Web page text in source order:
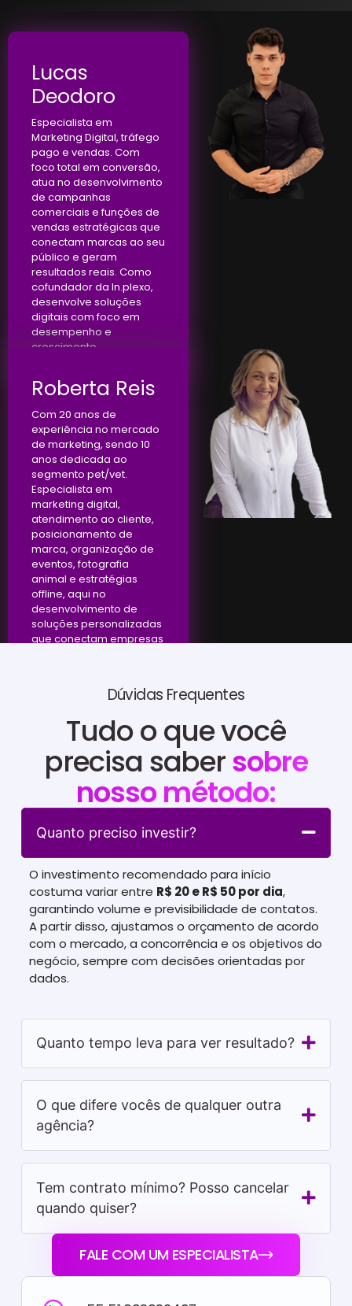
Lucas
Deodoro
Especialista em
Marketing Digital, tráfego
pago e vendas. Com
foco total em conversão,
atua no desenvolvimento
de campanhas
comerciais e funções de
vendas estratégicas que
conectam marcas ao seu
público e geram
resultados reais. Como
cofundador da In.plexo,
desenvolve soluções
digitais com foco em
desempenho e
crescimento.
Roberta Reis
Com 20 anos de
experiência no mercado
de marketing, sendo 10
anos dedicada ao
segmento pet/vet.
Especialista em
marketing digital,
atendimento ao cliente,
posicionamento de
marca, organização de
eventos, fotografia
animal e estratégias
offline, aqui no
desenvolvimento de
soluções personalizadas
que conectam empresas
Dúvidas Frequentes
Tudo o que você
precisa sabersobre
nosso método:
Quanto preciso investir?
O investimento recomendado para início
costuma variar entre R$ 20 e R$ 50 por dia,
garantindo volume e previsibilidade de contatos.
A partir disso, ajustamos o orçamento de acordo
com o mercado, a concorrência e os objetivos do
negócio, sempre com decisões orientadas por
dados.
Quanto tempo leva para ver resultado?
O que difere vocês de qualquer outra
agência?
Tem contrato mínimo? Posso cancelar
quando quiser?
FALE COM UM ESPECIALISTA